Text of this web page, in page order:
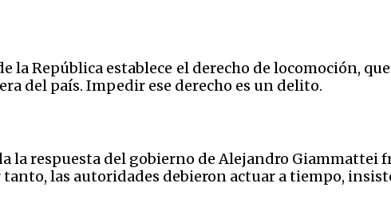
la República establece el derecho de locomoción,
del país. Impedir ese derecho es un delito.
la respuesta del gobierno de Alejandro Giammattei
las autoridades debieron actuar a tiempo,